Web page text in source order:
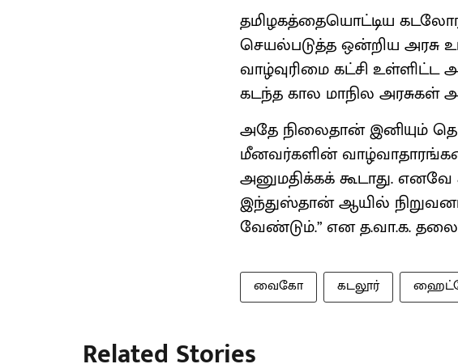
தமிழகத்தையொட்டிய
செயல்படுத்த ஒன்றிய அரசு
வாழ்வுரிமை கட்சி உள்ளிட்ட
கடந்த கால மாநில அரசுகள்
அதே நிலைதான் இனியும்
மீனவர்களின்
அனுமதிக்கக் கூடாது.
இந்துஸ்தான் ஆயில்
வேண்டும்.” என த.வா.க.
வைகோ கடலூர்
Related Stories